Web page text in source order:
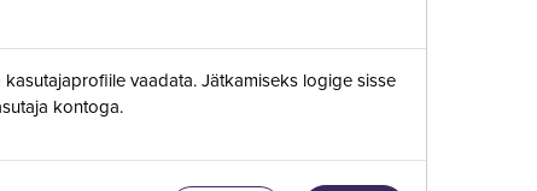
kasutajaprofiile vaadata. Jätkamiseks logige sisse
kontoga.